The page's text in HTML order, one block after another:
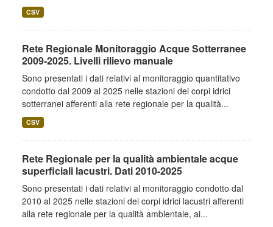
CSV
Rete Regionale Monitoraggio Acque Sotterranee
2009-2025. Livelli rilievo manuale
Sono presentati i dati relativi al monitoraggio quantitativo
condotto dal 2009 al 2025 nelle stazioni dei corpi idrici
sotterranei afferenti alla rete regionale per la qualità...
CSV
Rete Regionale per la qualità ambientale acque
superficiali lacustri. Dati 2010-2025
Sono presentati i dati relativi al monitoraggio condotto dal
2010 al 2025 nelle stazioni dei corpi idrici lacustri afferenti
alla rete regionale per la qualità ambientale, ai...